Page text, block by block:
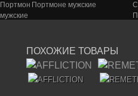
Портмоне мужские
ПОХОЖИЕ ТОВАРЫ